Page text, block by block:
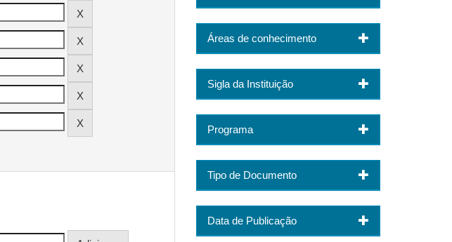
Áreas de conhecimento
Sigla da Instituição
Programa
Tipo de Documento
Data de Publicação